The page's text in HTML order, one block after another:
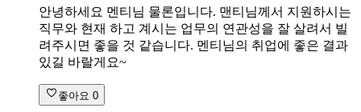
안녕하세요 멘티님 물론입니다. 맨티님께서 지원하시는
직무와 현재 하고 계시는 업무의 연관성을 잘 살려서 빌
려주시면 좋을 것 같습니다. 멘티님의 취업에 좋은 결과
있길 바랄게요~
좋아요 0